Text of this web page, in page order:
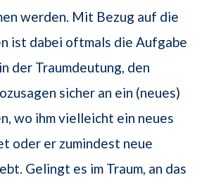
werden. Mit Bezug auf die
ist dabei oftmals die Aufgabe
der Traumdeutung, den
sicher an ein (neues)
wo ihm vielleicht ein neues
oder er zumindest neue
Gelingt es im Traum, an das